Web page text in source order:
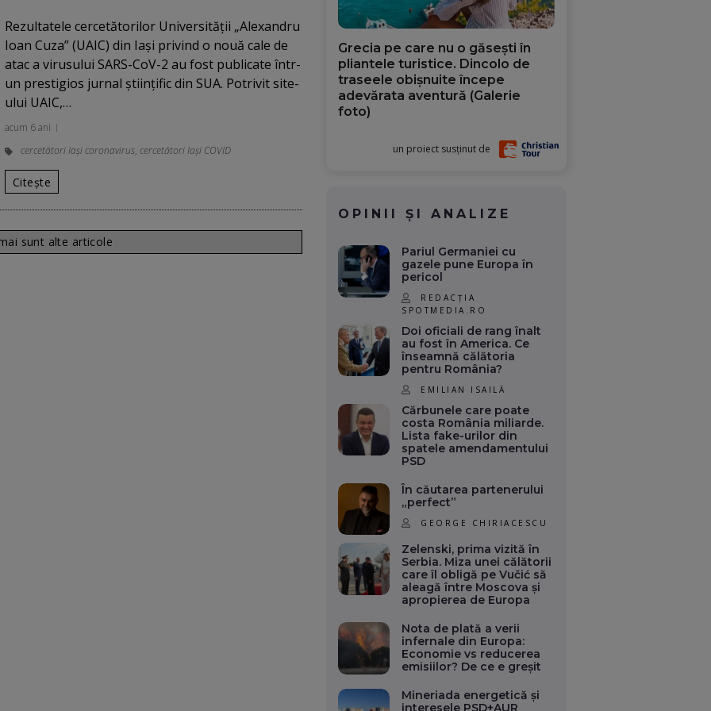
Rezultatele cercetătorilor Universităţii „Alexandru
Ioan Cuza” (UAIC) din Iaşi privind o nouă cale de
atac a virusului SARS-CoV-2 au fost publicate într-
un prestigios jurnal ştiinţific din SUA. Potrivit site-
ului UAIC,…
acum 6 ani
cercetători Iași coronavirus, cercetători Iași COVID
Citește
sunt alte articole
Grecia pe care nu o găsești în
pliantele turistice. Dincolo de
traseele obișnuite începe
adevărata aventură (Galerie
foto)
un proiect susținut de
OPINII ȘI ANALIZE
Pariul Germaniei cu
gazele pune Europa în
pericol
REDACȚIA
SPOTMEDIA.RO
Doi oficiali de rang înalt
au fost în America. Ce
înseamnă călătoria
pentru România?
EMILIAN ISAILĂ
Cărbunele care poate
costa România miliarde.
Lista fake-urilor din
spatele amendamentului
PSD
În căutarea partenerului
„perfect”
GEORGE CHIRIACESCU
Zelenski, prima vizită în
Serbia. Miza unei călătorii
care îl obligă pe Vučić să
aleagă între Moscova și
apropierea de Europa
Nota de plată a verii
infernale din Europa:
Economie vs reducerea
emisiilor? De ce e greșit
Mineriada energetică și
interesele PSD+AUR